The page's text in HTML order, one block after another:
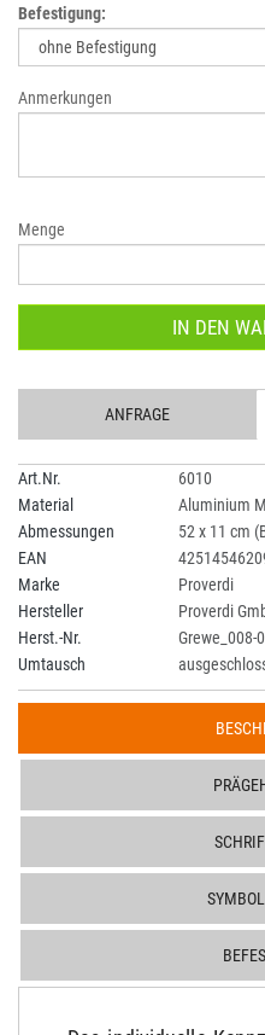
Befestigung:
Anmerkungen
Menge
IN DEN
ANFRAGE
Art.Nr.
6010
Material
Aluminium
Abmessungen
52 x 11 cm
EAN
Marke
Proverdi
Hersteller
Proverdi
Herst.-Nr.
Grewe_008-
Umtausch